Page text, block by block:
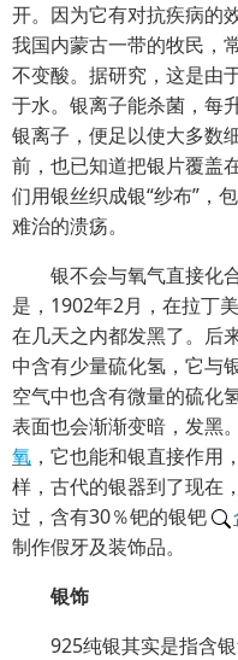
开。因为它有对抗疾病的
我国内蒙古一带的牧民，
不变酸。据研究，这是由
于水。银离子能杀菌，每
银离子，便足以使大多数
前，也已知道把银片覆盖
们用银丝织成银“纱布”，
难治的溃疡。
银不会与氧气直接化
是，1902年2月，在拉丁
在几天之内都发黑了。后
中含有少量硫化氢，它与
空气中也含有微量的硫化
表面也会渐渐变暗，发黑
氧 ，它也能和银直接作用
样，古代的银器到了现在
过，含有30％钯的银钯
制作假牙及装饰品。
银饰
925纯银其实是指含